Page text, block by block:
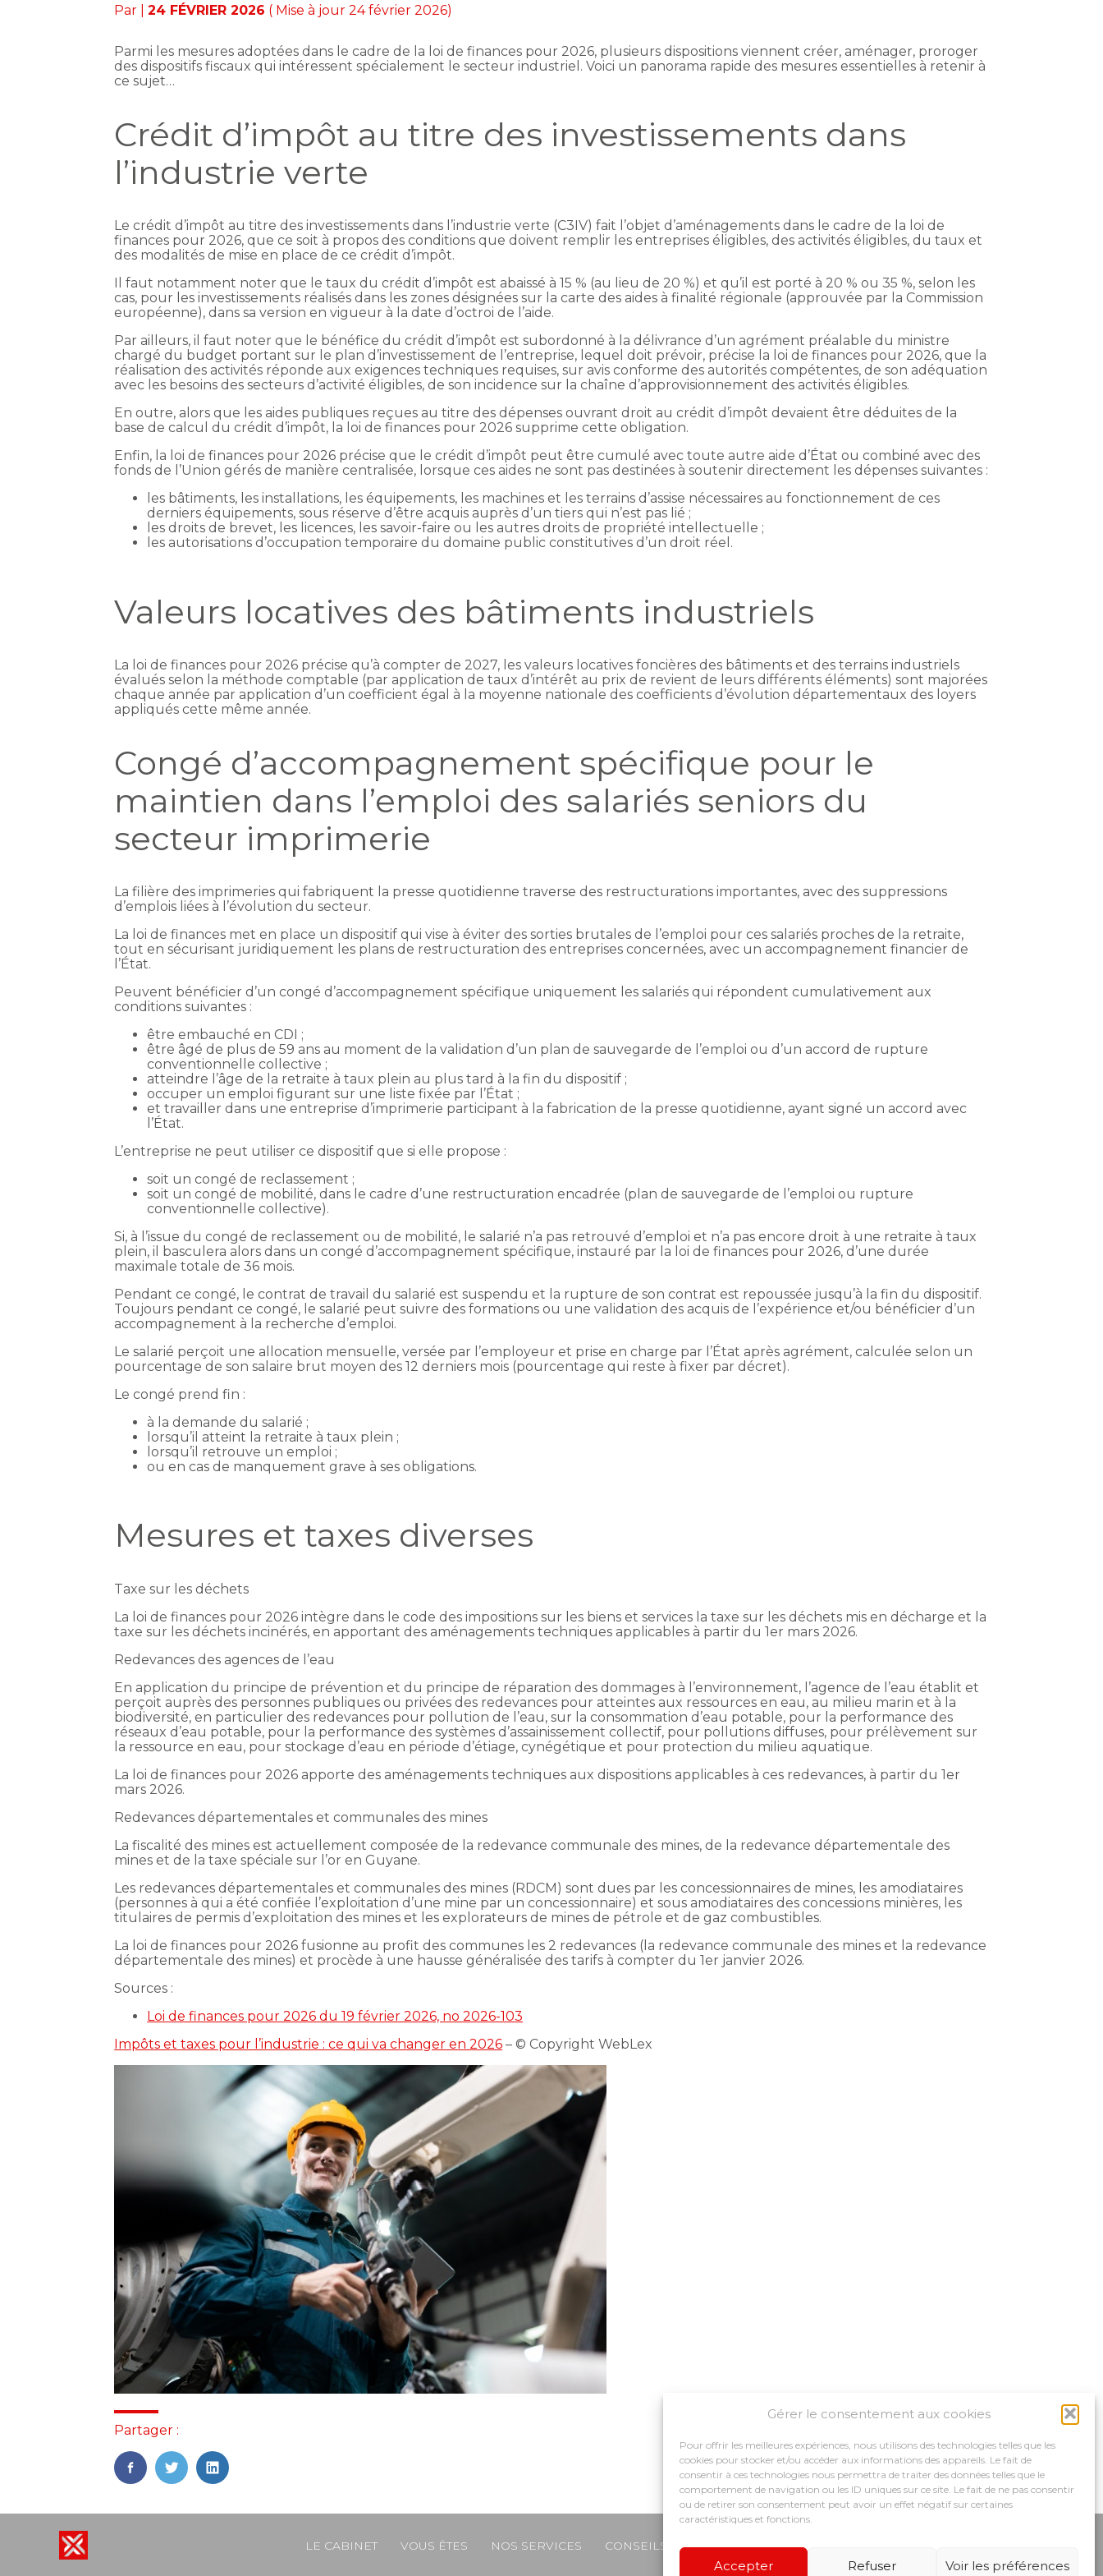
Gérer le consentement aux cookies
Pour offrir les meilleures expériences, nous utilisons des technologies telles que les
cookies pour stocker et/ou accéder aux informations des appareils. Le fait de
consentir à ces technologies nous permettra de traiter des données telles que le
comportement de navigation ou les ID uniques sur ce site. Le fait de ne pas consentir
ou de retirer son consentement peut avoir un effet négatif sur certaines
caractéristiques et fonctions.
Accepter Refuser Voir les préférences
Par |24 FÉVRIER 2026 ( Mise à jour 24 février 2026)
Parmi les mesures adoptées dans le cadre de la loi de finances pour 2026, plusieurs dispositions viennent créer, aménager, proroger
des dispositifs fiscaux qui intéressent spécialement le secteur industriel. Voici un panorama rapide des mesures essentielles à retenir à
ce sujet…
Crédit d’impôt au titre des investissements dans
l’industrie verte
Le crédit d’impôt au titre des investissements dans l’industrie verte (C3IV) fait l’objet d’aménagements dans le cadre de la loi de
finances pour 2026, que ce soit à propos des conditions que doivent remplir les entreprises éligibles, des activités éligibles, du taux et
des modalités de mise en place de ce crédit d’impôt.
Il faut notamment noter que le taux du crédit d’impôt est abaissé à 15 % (au lieu de 20 %) et qu’il est porté à 20 % ou 35 %, selon les
cas, pour les investissements réalisés dans les zones désignées sur la carte des aides à finalité régionale (approuvée par la Commission
européenne), dans sa version en vigueur à la date d’octroi de l’aide.
Par ailleurs, il faut noter que le bénéfice du crédit d’impôt est subordonné à la délivrance d’un agrément préalable du ministre
chargé du budget portant sur le plan d’investissement de l’entreprise, lequel doit prévoir, précise la loi de finances pour 2026, que la
réalisation des activités réponde aux exigences techniques requises, sur avis conforme des autorités compétentes, de son adéquation
avec les besoins des secteurs d’activité éligibles, de son incidence sur la chaîne d’approvisionnement des activités éligibles.
En outre, alors que les aides publiques reçues au titre des dépenses ouvrant droit au crédit d’impôt devaient être déduites de la
base de calcul du crédit d’impôt, la loi de finances pour 2026 supprime cette obligation.
Enfin, la loi de finances pour 2026 précise que le crédit d’impôt peut être cumulé avec toute autre aide d’État ou combiné avec des
fonds de l’Union gérés de manière centralisée, lorsque ces aides ne sont pas destinées à soutenir directement les dépenses suivantes :
les bâtiments, les installations, les équipements, les machines et les terrains d’assise nécessaires au fonctionnement de ces
derniers équipements, sous réserve d’être acquis auprès d’un tiers qui n’est pas lié ;
les droits de brevet, les licences, les savoir-faire ou les autres droits de propriété intellectuelle ;
les autorisations d’occupation temporaire du domaine public constitutives d’un droit réel.
Valeurs locatives des bâtiments industriels
La loi de finances pour 2026 précise qu’à compter de 2027, les valeurs locatives foncières des bâtiments et des terrains industriels
évalués selon la méthode comptable (par application de taux d’intérêt au prix de revient de leurs différents éléments) sont majorées
chaque année par application d’un coefficient égal à la moyenne nationale des coefficients d’évolution départementaux des loyers
appliqués cette même année.
Congé d’accompagnement spécifique pour le
maintien dans l’emploi des salariés seniors du
secteur imprimerie
La filière des imprimeries qui fabriquent la presse quotidienne traverse des restructurations importantes, avec des suppressions
d’emplois liées à l’évolution du secteur.
La loi de finances met en place un dispositif qui vise à éviter des sorties brutales de l’emploi pour ces salariés proches de la retraite,
tout en sécurisant juridiquement les plans de restructuration des entreprises concernées, avec un accompagnement financier de
l’État.
Peuvent bénéficier d’un congé d’accompagnement spécifique uniquement les salariés qui répondent cumulativement aux
conditions suivantes :
être embauché en CDI ;
être âgé de plus de 59 ans au moment de la validation d’un plan de sauvegarde de l’emploi ou d’un accord de rupture
conventionnelle collective ;
atteindre l’âge de la retraite à taux plein au plus tard à la fin du dispositif ;
occuper un emploi figurant sur une liste fixée par l’État ;
et travailler dans une entreprise d’imprimerie participant à la fabrication de la presse quotidienne, ayant signé un accord avec
l’État.
L’entreprise ne peut utiliser ce dispositif que si elle propose :
soit un congé de reclassement ;
soit un congé de mobilité, dans le cadre d’une restructuration encadrée (plan de sauvegarde de l’emploi ou rupture
conventionnelle collective).
Si, à l’issue du congé de reclassement ou de mobilité, le salarié n’a pas retrouvé d’emploi et n’a pas encore droit à une retraite à taux
plein, il basculera alors dans un congé d’accompagnement spécifique, instauré par la loi de finances pour 2026, d’une durée
maximale totale de 36 mois.
Pendant ce congé, le contrat de travail du salarié est suspendu et la rupture de son contrat est repoussée jusqu’à la fin du dispositif.
Toujours pendant ce congé, le salarié peut suivre des formations ou une validation des acquis de l’expérience et/ou bénéficier d’un
accompagnement à la recherche d’emploi.
Le salarié perçoit une allocation mensuelle, versée par l’employeur et prise en charge par l’État après agrément, calculée selon un
pourcentage de son salaire brut moyen des 12 derniers mois (pourcentage qui reste à fixer par décret).
Le congé prend fin :
à la demande du salarié ;
lorsqu’il atteint la retraite à taux plein ;
lorsqu’il retrouve un emploi ;
ou en cas de manquement grave à ses obligations.
Mesures et taxes diverses
Taxe sur les déchets
La loi de finances pour 2026 intègre dans le code des impositions sur les biens et services la taxe sur les déchets mis en décharge et la
taxe sur les déchets incinérés, en apportant des aménagements techniques applicables à partir du 1er mars 2026.
Redevances des agences de l’eau
En application du principe de prévention et du principe de réparation des dommages à l’environnement, l’agence de l’eau établit et
perçoit auprès des personnes publiques ou privées des redevances pour atteintes aux ressources en eau, au milieu marin et à la
biodiversité, en particulier des redevances pour pollution de l’eau, sur la consommation d’eau potable, pour la performance des
réseaux d’eau potable, pour la performance des systèmes d’assainissement collectif, pour pollutions diffuses, pour prélèvement sur
la ressource en eau, pour stockage d’eau en période d’étiage, cynégétique et pour protection du milieu aquatique.
La loi de finances pour 2026 apporte des aménagements techniques aux dispositions applicables à ces redevances, à partir du 1er
mars 2026.
Redevances départementales et communales des mines
La fiscalité des mines est actuellement composée de la redevance communale des mines, de la redevance départementale des
mines et de la taxe spéciale sur l’or en Guyane.
Les redevances départementales et communales des mines (RDCM) sont dues par les concessionnaires de mines, les amodiataires
(personnes à qui a été confiée l’exploitation d’une mine par un concessionnaire) et sous amodiataires des concessions minières, les
titulaires de permis d’exploitation des mines et les explorateurs de mines de pétrole et de gaz combustibles.
La loi de finances pour 2026 fusionne au profit des communes les 2 redevances (la redevance communale des mines et la redevance
départementale des mines) et procède à une hausse généralisée des tarifs à compter du 1er janvier 2026.
Sources :
Loi de finances pour 2026 du 19 février 2026, no 2026-103
Impôts et taxes pour l’industrie : ce qui va changer en 2026 – © Copyright WebLex
Partager :
FaceBook
TwitterLinkedIn
Footer
LE CABINET VOUS ÊTES NOS SERVICES CONSEILS ET ACCOMPAGNEMENTS